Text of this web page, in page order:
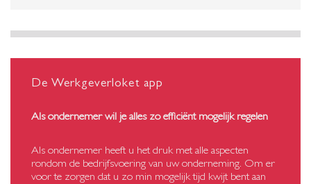
De Werkgeverloket app
Als ondernemer wil je alles zo efficiënt mogelijk regelen
Als ondernemer heeft u het druk met alle aspecten
rondom de bedrijfsvoering van uw onderneming. Om er
voor te zorgen dat u zo min mogelijk tijd kwijt bent aan